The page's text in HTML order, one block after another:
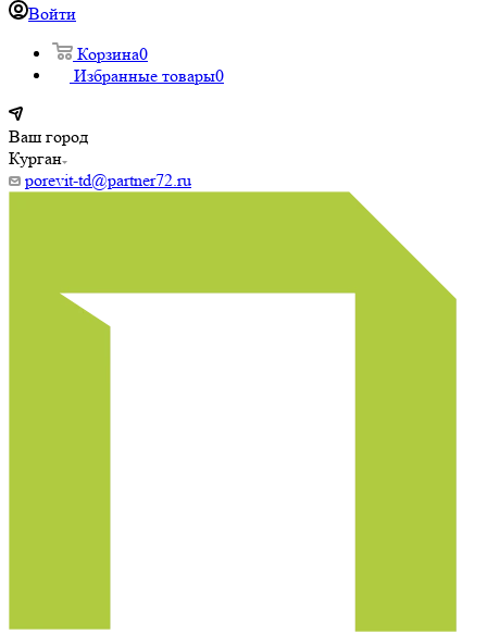
Войти
Корзина0
Избранные товары0
Ваш город
Курган
porevit-td@partner72.ru